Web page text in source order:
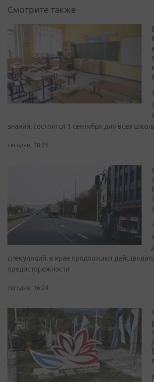
Смотрите также
знаний, состоятся 1 сентября для всех
сегодня, 18:26
спекуляций, в крае продолжают
предосторожности
сегодня, 16:24